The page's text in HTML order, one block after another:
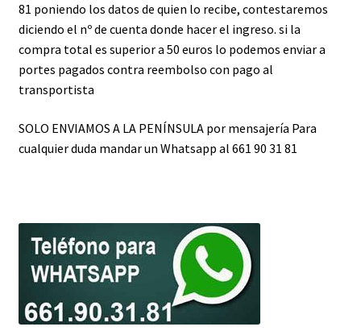
81 poniendo los datos de quien lo recibe, contestaremos
diciendo el nº de cuenta donde hacer el ingreso. si la
compra total es superior a 50 euros lo podemos enviar a
portes pagados contra reembolso con pago al
transportista
SOLO ENVIAMOS A LA PENÍNSULA por mensajería Para
cualquier duda mandar un Whatsapp al 661 90 31 81